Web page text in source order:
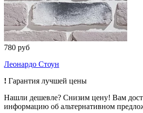
780 руб
Леонардо Стоун
! Гарантия лучшей цены
Нашли дешевле? Снизим цену! Вам
информацию об альтернативном